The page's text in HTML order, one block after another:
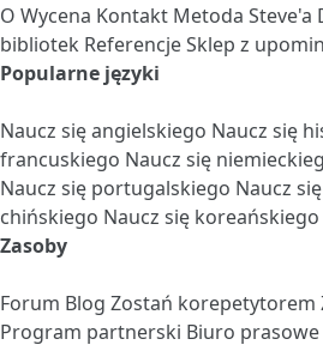
O Wycena Kontakt Metoda Steve'a
bibliotek ReferencjeSklep z
Popularne języki
Naucz się angielskiego Naucz się
francuskiego Naucz się
Naucz się portugalskiego Naucz
chińskiego Naucz się koreańskiego
Zasoby
Forum Blog Zostań korepetytorem
Program partnerski Biuro prasowe